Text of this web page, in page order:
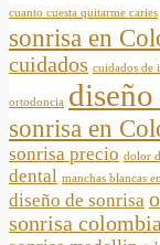
cuanto cuesta quitarme caries
sonrisa en
cuidados cuidados de
ortodoncia
sonrisa en
sonrisa precio dolor
dental manchas blancas
diseño de sonrisa
sonrisa colombia